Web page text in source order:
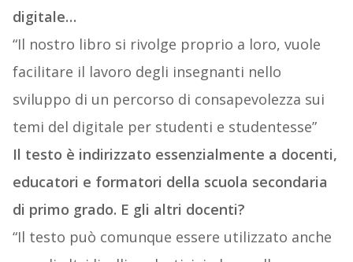
digitale…
“Il nostro libro si rivolge proprio a loro, vuole
facilitare il lavoro degli insegnanti nello
sviluppo di un percorso di consapevolezza sui
temi del digitale per studenti e studentesse”
Il testo è indirizzato essenzialmente a docenti,
educatori e formatori della scuola secondaria
di primo grado. E gli altri docenti?
“Il testo può comunque essere utilizzato anche